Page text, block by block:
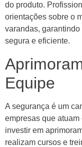
do produto.
orientações sobre o
varandas,
segura e eficiente.
Equipe
A segurança é um
empresas que
investir em
realizam cursos e